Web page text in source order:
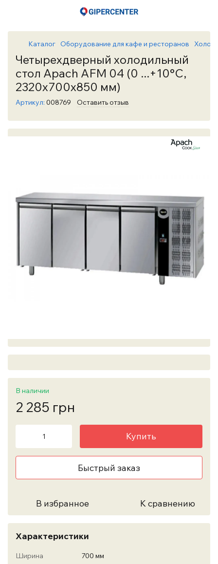
Каталог Оборудование для кафе и ресторанов
Четырехдверный холодильный
стол Apach AFM 04 (0 ...+10°C,
2320х700х850 мм)
Артикул: 008769 Оставить отзыв
В наличии
2 285 грн
Купить
Быстрый заказ
В избранное К сравнению
Характеристики
Ширина
700 мм